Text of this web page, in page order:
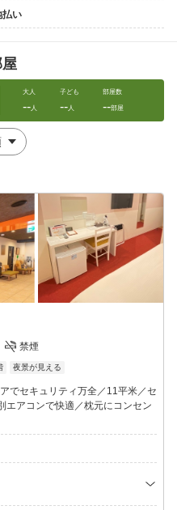
ーケード街（大街道）から徒
場完備（大型車もOK）※１泊
った。
／
られるチャンス！
！
出来たてフレンチトースト！
もいらっしゃいます！
０ CLOSE）
円
など
」設置
題
ニティーバー」
６０台完備（２４時間出入自
の距離にございます。
−４
払い
大人
--人
子ども
--人
部屋数
--部屋
禁煙
夜景が見える
でセキュリティ万全／11平米／セ
エアコンで快適／枕元にコンセン